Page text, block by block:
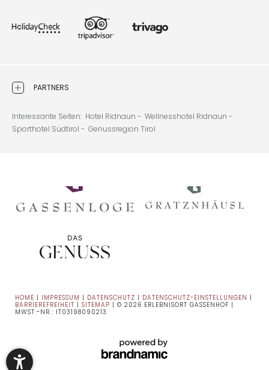
PARTNERS
Interessante Seiten: Hotel Ridnaun - Wellnesshotel Ridnaun -
Sporthotel Südtirol - Genussregion Tirol
HOME | IMPRESSUM | DATENSCHUTZ | DATENSCHUTZ-EINSTELLUNGEN |
BARRIEREFREIHEIT | SITEMAP | © 2026 ERLEBNISORT GASSENHOF |
MWST.-NR.: IT03198090213